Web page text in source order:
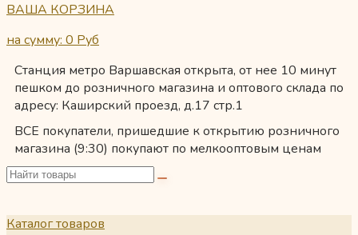
ВАША КОРЗИНА
на сумму: 0 Руб
Станция метро Варшавская открыта, от нее 10 минут
пешком до розничного магазина и оптового склада по
адресу: Каширский проезд, д.17 стр.1
ВСЕ покупатели, пришедшие к открытию розничного
магазина (9:30) покупают по мелкооптовым ценам
Каталог товаров